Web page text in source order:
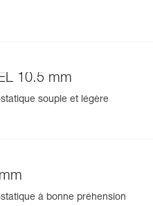
EPI
simplement son
relatives au produit
partir de sa date de
10.5 mm
souple et légère
à bonne préhension